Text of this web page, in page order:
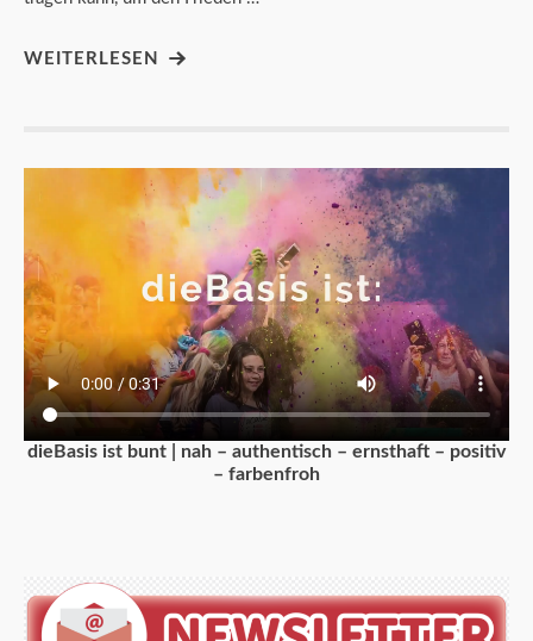
WEITERLESEN
dieBasis ist bunt | nah – authentisch – ernsthaft – positiv
– farbenfroh